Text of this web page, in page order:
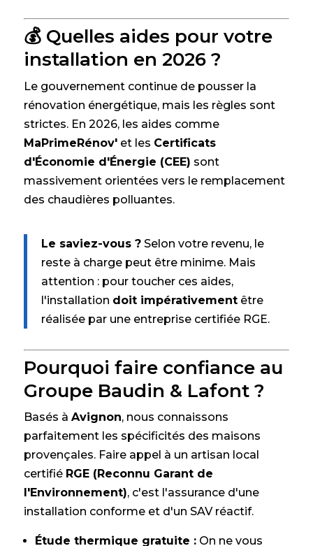
💰 Quelles aides pour votre
installation en 2026 ?
Le gouvernement continue de pousser la
rénovation énergétique, mais les règles sont
strictes. En 2026, les aides comme
MaPrimeRénov'et les Certificats
d'Économie d'Énergie (CEE) sont
massivement orientées vers le remplacement
des chaudières polluantes.
Le saviez-vous ?Selon votre revenu, le
reste à charge peut être minime. Mais
attention : pour toucher ces aides,
l'installation doit impérativementêtre
réalisée par une entreprise certifiée RGE.
Pourquoi faire confiance au
Groupe Baudin & Lafont ?
Basés à Avignon, nous connaissons
parfaitement les spécificités des maisons
provençales. Faire appel à un artisan local
certifié RGE (Reconnu Garant de
l'Environnement), c'est l'assurance d'une
installation conforme et d'un SAV réactif.
Étude thermique gratuite :On ne vous